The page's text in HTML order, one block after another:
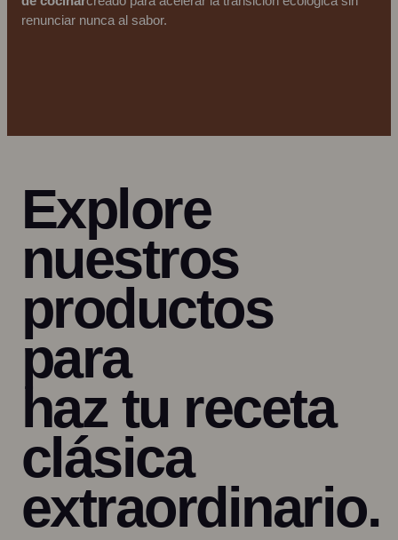
renunciar nunca al sabor.
Explore
nuestros
productos
para
haz tu receta
clásica
extraordinario.